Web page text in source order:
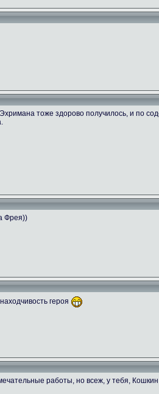
тоже здорово получилось, и по
Фрея))
героя
работы, но всеж, у тебя,